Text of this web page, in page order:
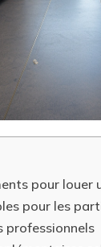
pour louer
pour les
professionnels